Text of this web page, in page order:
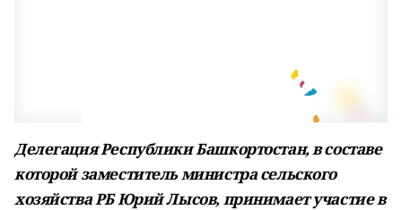
Делегация Республики Башкортостан, в составе
которой заместитель министра сельского
хозяйства РБ Юрий Лысов, принимает участие в